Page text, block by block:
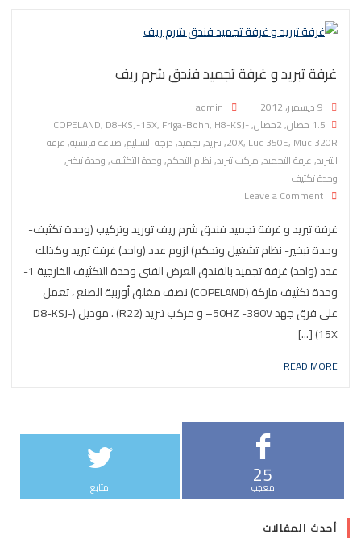
غرفة تبريد و غرفة تجميد فندق شرم ريف
Posted on
9 ديسمبر، 2012
admin
1.5 حصان
,2حصان ,
COPELAND, D8-KSJ-15X, Friga-Bohn, H8-KSJ-
20X, Luc 350E, Muc 320R
,تبريد,تجميد,درجة التسليم,صناعة فرنسية,غرفة
التبريد,غرفة التجميد,مركب تبريد,نظام التحكم,وحدة التكثيف,وحدة تبخير,
وحدة تكثيف
Leave a Comment
غرفة تبريد و غرفة تجميد فندق شرم ريف توريد وتركيب (وحدة تكثيف-
وحدة تبخير- نظام تشغيل وتحكم) لزوم عدد (واحد) غرفة تبريد وكذلك
عدد (واحد) غرفة تجميد بالفندق العرض الفنى وحدة التكثيف الخارجية 1-
وحدة تكثيف ماركة (COPELAND) نصف مغلق أوربية الصنع ، تعمل
على فرق جهد 50HZ -380V– و مركب تبريد (R22) . موديل (D8-KSJ-
15X) [...]
READ MORE
25
معجب متابع
أحدث المقالات